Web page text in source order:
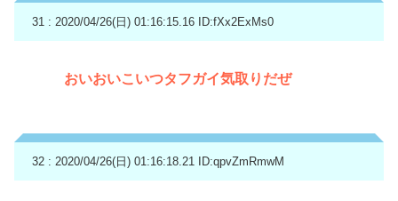
31 : 2020/04/26(日) 01:16:15.16 ID:fXx2ExMs0
おいおいこいつタフガイ気取りだぜ
32 : 2020/04/26(日) 01:16:18.21 ID:qpvZmRmwM